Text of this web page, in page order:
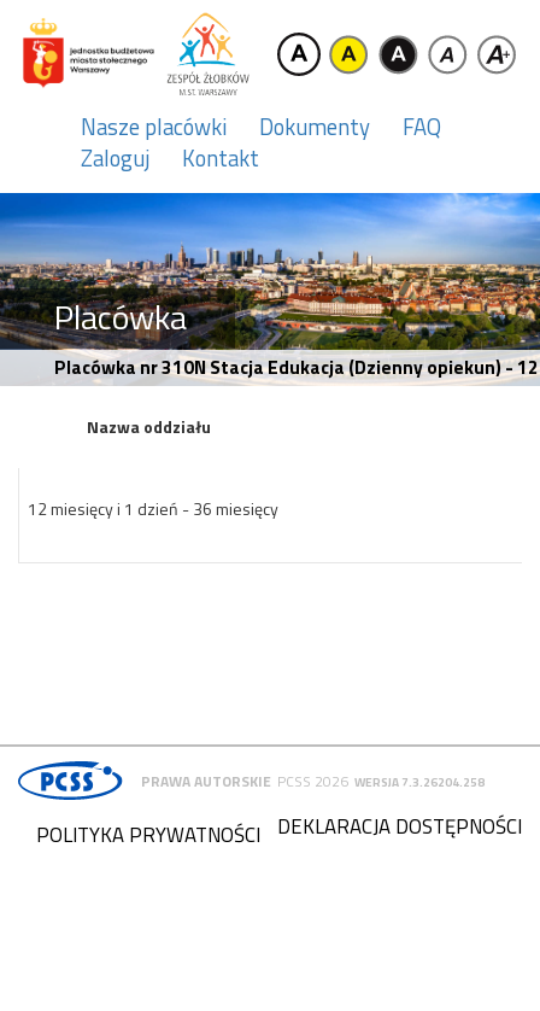
Nasze placówki Dokumenty
FAQ
Zaloguj
Kontakt
Placówka
Placówka nr 310N Stacja Edukacja (Dzienny opiekun) -
Nazwa oddziału
12 miesięcy i 1 dzień - 36 miesięcy
PRAWA AUTORSKIE PCSS 2026 WERSJA 7.3.26204.258
DEKLARACJA DOSTĘPNOŚCI
POLITYKA PRYWATNOŚCI